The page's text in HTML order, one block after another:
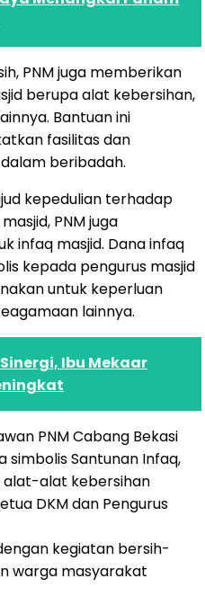
PNM juga memberikan
berupa alat kebersihan,
Bantuan ini
fasilitas dan
beribadah.
kepedulian terhadap
PNM juga
infaq masjid. Dana infaq
kepada pengurus masjid
untuk keperluan
lainnya.
Ibu Mekaar
PNM Cabang Bekasi
Santunan Infaq,
alat-alat kebersihan
DKM dan Pengurus
kegiatan bersih-
warga masyarakat